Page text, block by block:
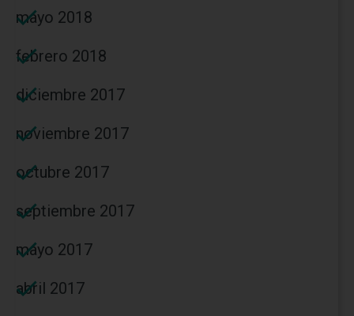
mayo 2018
febrero 2018
diciembre 2017
noviembre 2017
octubre 2017
septiembre 2017
mayo 2017
abril 2017